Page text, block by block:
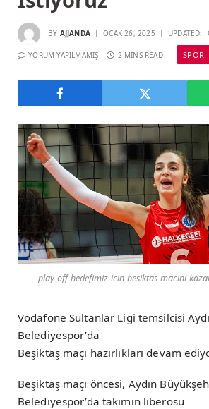
BY AJJANDA OCAK 26, 2025 UPDATED:
YORUM YAPILMAMIŞ 2 MINS READ SPOR
play-off-hedefimiz-icin-besiktas-macini-
Vodafone Sultanlar Ligi temsilcisi
Belediyespor’da
Beşiktaş maçı hazırlıkları devam
Beşiktaş maçı öncesi, Aydın
Belediyespor’da takımın liberosu